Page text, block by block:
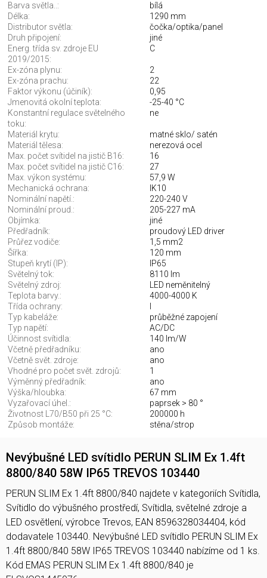
Barva světla..:
bílá
Délka:
1290 mm
Distributor světla:
čočka/optika/panel
Druh připojení:
jiné
Energ. třída sv. zdroje EU
2019/2015:
C
Ex-zóna plynu:
2
Ex-zóna prachu:
22
Faktor výkonu (účiník):
0,95
Jmenovitá okolní teplota:
-25-40 °C
Konstantní regulace světelného
toku:
ne
Materiál krytu:
matné sklo/ satén
Materiál tělesa:
nerezová ocel
Max. počet svítidel na jistič B16:
16
Max. počet svítidel na jistič C16:
27
Max. výkon systému:
57,9 W
Mechanická ochrana:
IK10
Nominální napětí.:
220-240 V
Nominální proud.:
205-227 mA
Objímka:
jiné
Předřadník:
proudový LED driver
Průřez vodiče:
1,5 mm2
Šířka:
120 mm
Stupeň krytí (IP):
IP65
Světelný tok:
8110 lm
Světelný zdroj:
LED neměnitelný
Teplota barvy.:
4000-4000 K
Třída ochrany:
Typ kabeláže:
průběžné zapojení
Typ napětí:
AC/DC
Účinnost svítidla:
140 lm/W
Včetně předřadníku:
ano
Včetně svět. zdroje:
ano
Vhodné pro počet svět. zdrojů:
1
Výměnný předřadník:
ano
Výška/hloubka:
67 mm
Vyzařovací úhel.:
paprsek > 80 °
Životnost L70/B50 při 25 °C:
200000 h
Způsob montáže:
stěna/strop
Nevýbušné LED svítidlo PERUN SLIM Ex 1.4ft
8800/840 58W IP65 TREVOS 103440
PERUN SLIM Ex 1.4ft 8800/840 najdete v kategoriích Svítidla,
Svítidlo do výbušného prostředí, Svítidla, světelné zdroje a
LED osvětlení, výrobce Trevos, EAN 8596328034404, kód
dodavatele 103440. Nevýbušné LED svítidlo PERUN SLIM Ex
1.4ft 8800/840 58W IP65 TREVOS 103440 nabízíme od 1 ks.
Kód EMAS PERUN SLIM Ex 1.4ft 8800/840 je